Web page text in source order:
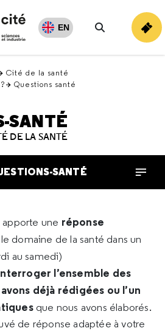
EN
Rechercher
Cité de la santé
Questions santé
SANTÉ
DE LA SANTÉ
SANTÉ
une réponse
domaine de la santé dans un
au samedi)
l’ensemble des
déjà rédigées ou l’un
que nous avons élaborés.
de réponse adaptée à votre